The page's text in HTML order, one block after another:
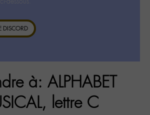
DISCORD
à: ALPHABET
lettre C